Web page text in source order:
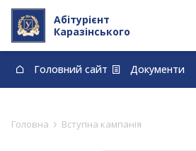
Абітурієнт
Каразінського
Головний сайт
Документи
Вступ із тимчасово окупованих
Договори про навчання та
Головна › Вступна кампанія